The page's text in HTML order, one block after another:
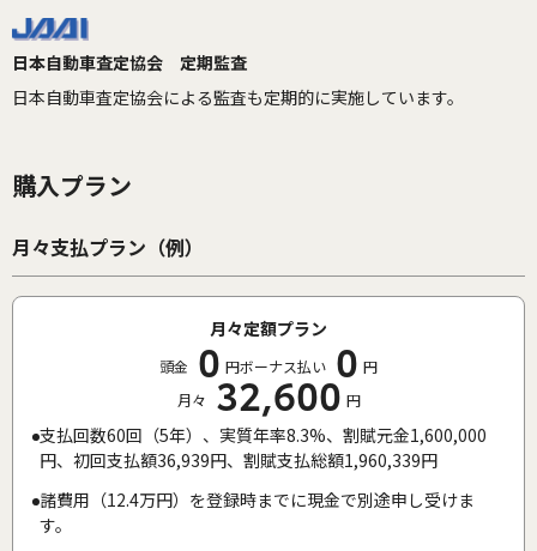
日本自動車査定協会 定期監査
日本自動車査定協会による監査も定期的に実施しています。
購入プラン
月々支払プラン（例）
月々定額プラン
頭金 0 円ボーナス払い 0 円
月々 32,600 円
支払回数60回（5年）、実質年率8.3%、割賦元金1,600,000
円、初回支払額36,939円、割賦支払総額1,960,339円
諸費用（12.4万円）を登録時までに現金で別途申し受けま
す。